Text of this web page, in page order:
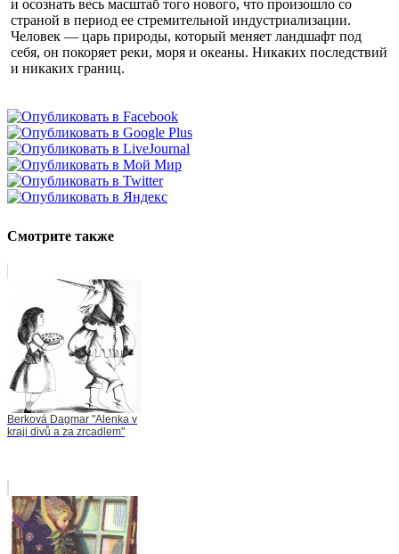
и осознать весь масштаб того нового, что произошло со
страной в период ее стремительной индустриализации.
Человек — царь природы, который меняет ландшафт под
себя, он покоряет реки, моря и океаны. Никаких последствий
и никаких границ.
Смотрите также
Berková Dagmar "Alenka v
kraji divů a za zrcadlem"